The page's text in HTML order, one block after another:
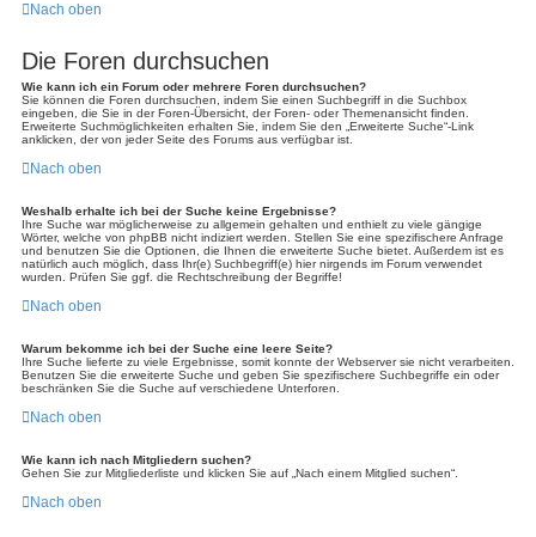
Nach oben
Die Foren durchsuchen
Wie kann ich ein Forum oder mehrere Foren durchsuchen?
Sie können die Foren durchsuchen, indem Sie einen Suchbegriff in die Suchbox
eingeben, die Sie in der Foren-Übersicht, der Foren- oder Themenansicht finden.
Erweiterte Suchmöglichkeiten erhalten Sie, indem Sie den „Erweiterte Suche“-Link
anklicken, der von jeder Seite des Forums aus verfügbar ist.
Nach oben
Weshalb erhalte ich bei der Suche keine Ergebnisse?
Ihre Suche war möglicherweise zu allgemein gehalten und enthielt zu viele gängige
Wörter, welche von phpBB nicht indiziert werden. Stellen Sie eine spezifischere Anfrage
und benutzen Sie die Optionen, die Ihnen die erweiterte Suche bietet. Außerdem ist es
natürlich auch möglich, dass Ihr(e) Suchbegriff(e) hier nirgends im Forum verwendet
wurden. Prüfen Sie ggf. die Rechtschreibung der Begriffe!
Nach oben
Warum bekomme ich bei der Suche eine leere Seite?
Ihre Suche lieferte zu viele Ergebnisse, somit konnte der Webserver sie nicht verarbeiten.
Benutzen Sie die erweiterte Suche und geben Sie spezifischere Suchbegriffe ein oder
beschränken Sie die Suche auf verschiedene Unterforen.
Nach oben
Wie kann ich nach Mitgliedern suchen?
Gehen Sie zur Mitgliederliste und klicken Sie auf „Nach einem Mitglied suchen“.
Nach oben